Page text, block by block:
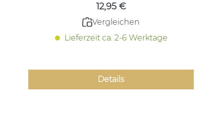
12,95 €
Vergleichen
Lieferzeit ca. 2-6 Werktage
Details